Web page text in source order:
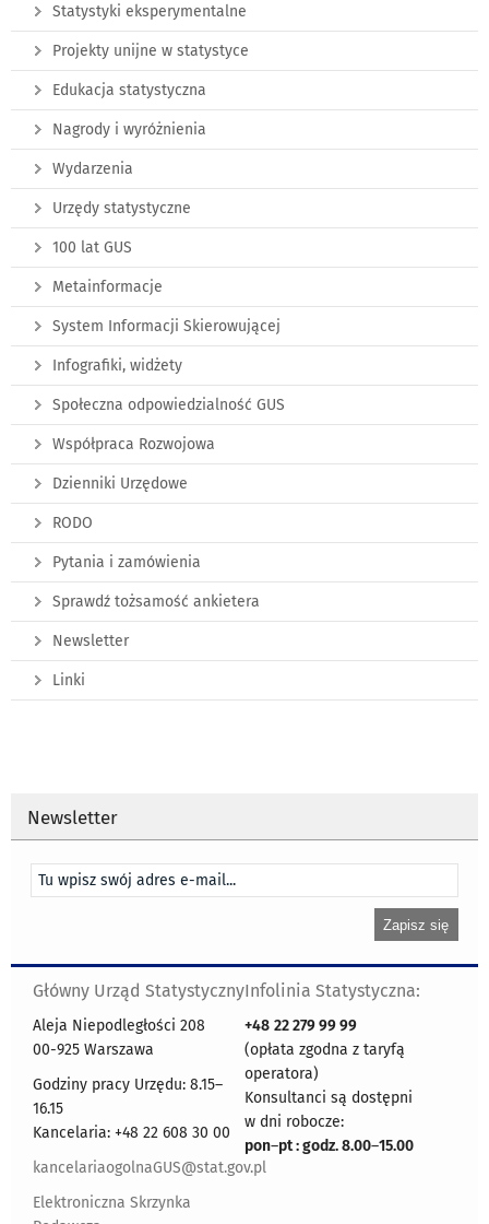
Statystyki eksperymentalne
Projekty unijne w statystyce
Edukacja statystyczna
Nagrody i wyróżnienia
Wydarzenia
Urzędy statystyczne
100 lat GUS
Metainformacje
System Informacji Skierowującej
Infografiki, widżety
Społeczna odpowiedzialność GUS
Współpraca Rozwojowa
Dzienniki Urzędowe
RODO
Pytania i zamówienia
Sprawdź tożsamość ankietera
Newsletter
Linki
Newsletter
Główny Urząd Statystyczny
Aleja Niepodległości 208
00-925 Warszawa
Godziny pracy Urzędu: 8.15–
16.15
Kancelaria: +48 22 608 30 00
kancelariaogolnaGUS@stat.gov.pl
Elektroniczna Skrzynka
Infolinia Statystyczna:
+48 22 279 99 99
(opłata zgodna z taryfą
operatora)
Konsultanci są dostępni
w dni robocze:
pon–pt : godz. 8.00–15.00